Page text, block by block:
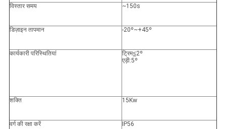
विस्तार समय ~150s
डिज़ाइन तापमान -20º~+45º
कार्यकारी परिस्थितियां
ट्रिम≦2º
एड़ी:5º
शक्ति 15Kw
वर्ग की रक्षा करें IP56